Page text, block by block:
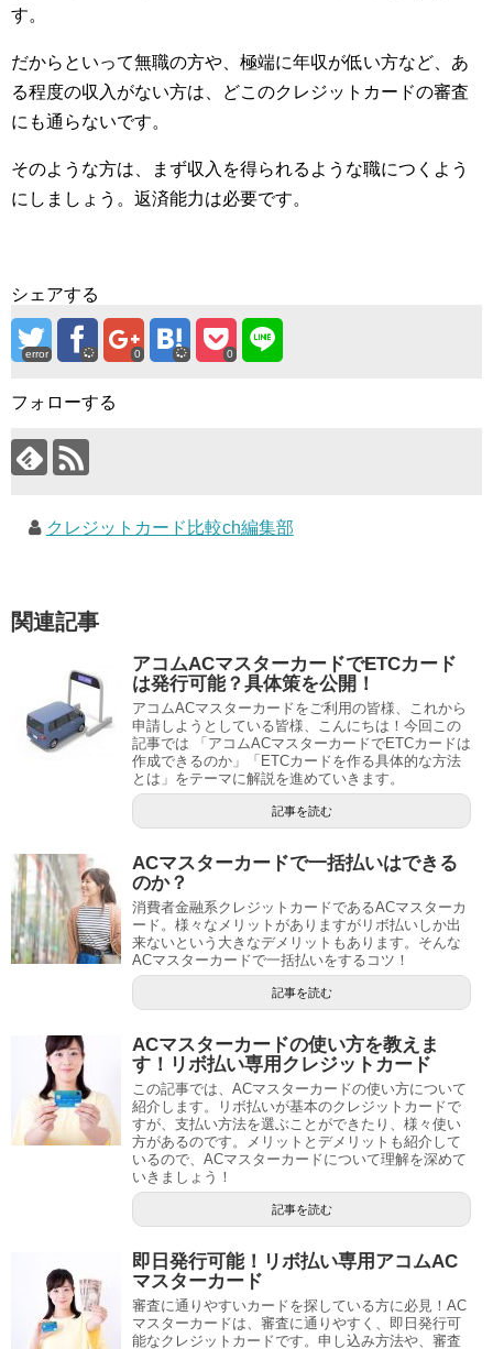
す。
だからといって無職の方や、極端に年収が低い方など、あ
る程度の収入がない方は、どこのクレジットカードの審査
にも通らないです。
そのような方は、まず収入を得られるような職につくよう
にしましょう。返済能力は必要です。
シェアする
error 0 0
フォローする
クレジットカード比較ch編集部
関連記事
アコムACマスターカードでETCカード
は発行可能？具体策を公開！
アコムACマスターカードをご利用の皆様、これから
申請しようとしている皆様、こんにちは！今回この
記事では 「アコムACマスターカードでETCカードは
作成できるのか」「ETCカードを作る具体的な方法
とは」をテーマに解説を進めていきます。
記事を読む
ACマスターカードで一括払いはできる
のか？
消費者金融系クレジットカードであるACマスターカ
ード。様々なメリットがありますがリボ払いしか出
来ないという大きなデメリットもあります。そんな
ACマスターカードで一括払いをするコツ！
記事を読む
ACマスターカードの使い方を教えま
す！リボ払い専用クレジットカード
この記事では、ACマスターカードの使い方について
紹介します。リボ払いが基本のクレジットカードで
すが、支払い方法を選ぶことができたり、様々使い
方があるのです。メリットとデメリットも紹介して
いるので、ACマスターカードについて理解を深めて
いきましょう！
記事を読む
即日発行可能！リボ払い専用アコムAC
マスターカード
審査に通りやすいカードを探している方に必見！AC
マスターカードは、審査に通りやすく、即日発行可
能なクレジットカードです。申し込み方法や、審査